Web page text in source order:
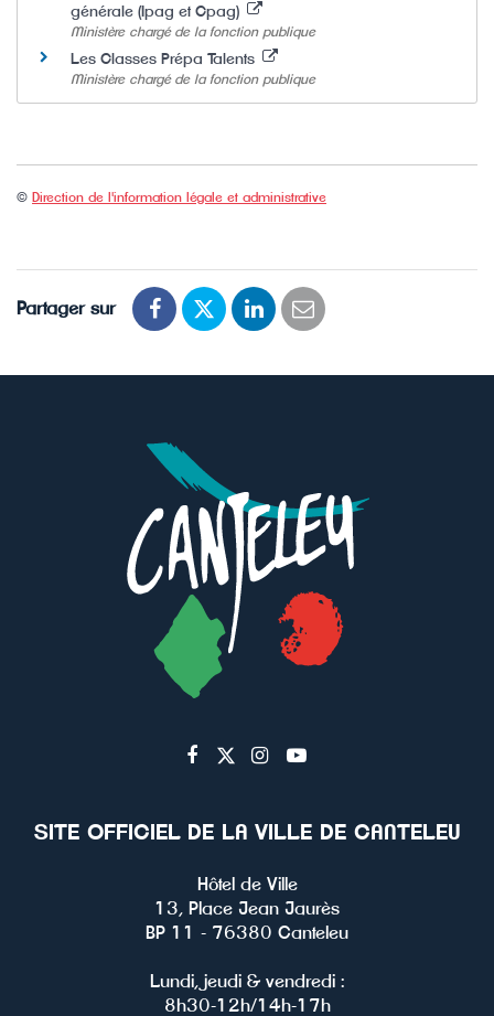
générale (Ipag et Cpag)
Ministère chargé de la fonction publique
Les Classes Prépa Talents
Ministère chargé de la fonction publique
© Direction de l'information légale et administrative
Partager sur
PartagerPartagerPartagerPartager
Lien
le
Facebook
Lien
le
Twitter
Lien
le
Instagram
Lien
la
Youtube
SITE OFFICIEL DE LA VILLE DE CANTELEU
Hôtel de Ville
13, Place Jean Jaurès
BP 11 - 76380 Canteleu
Lundi, jeudi & vendredi :
8h30-12h/14h-17h